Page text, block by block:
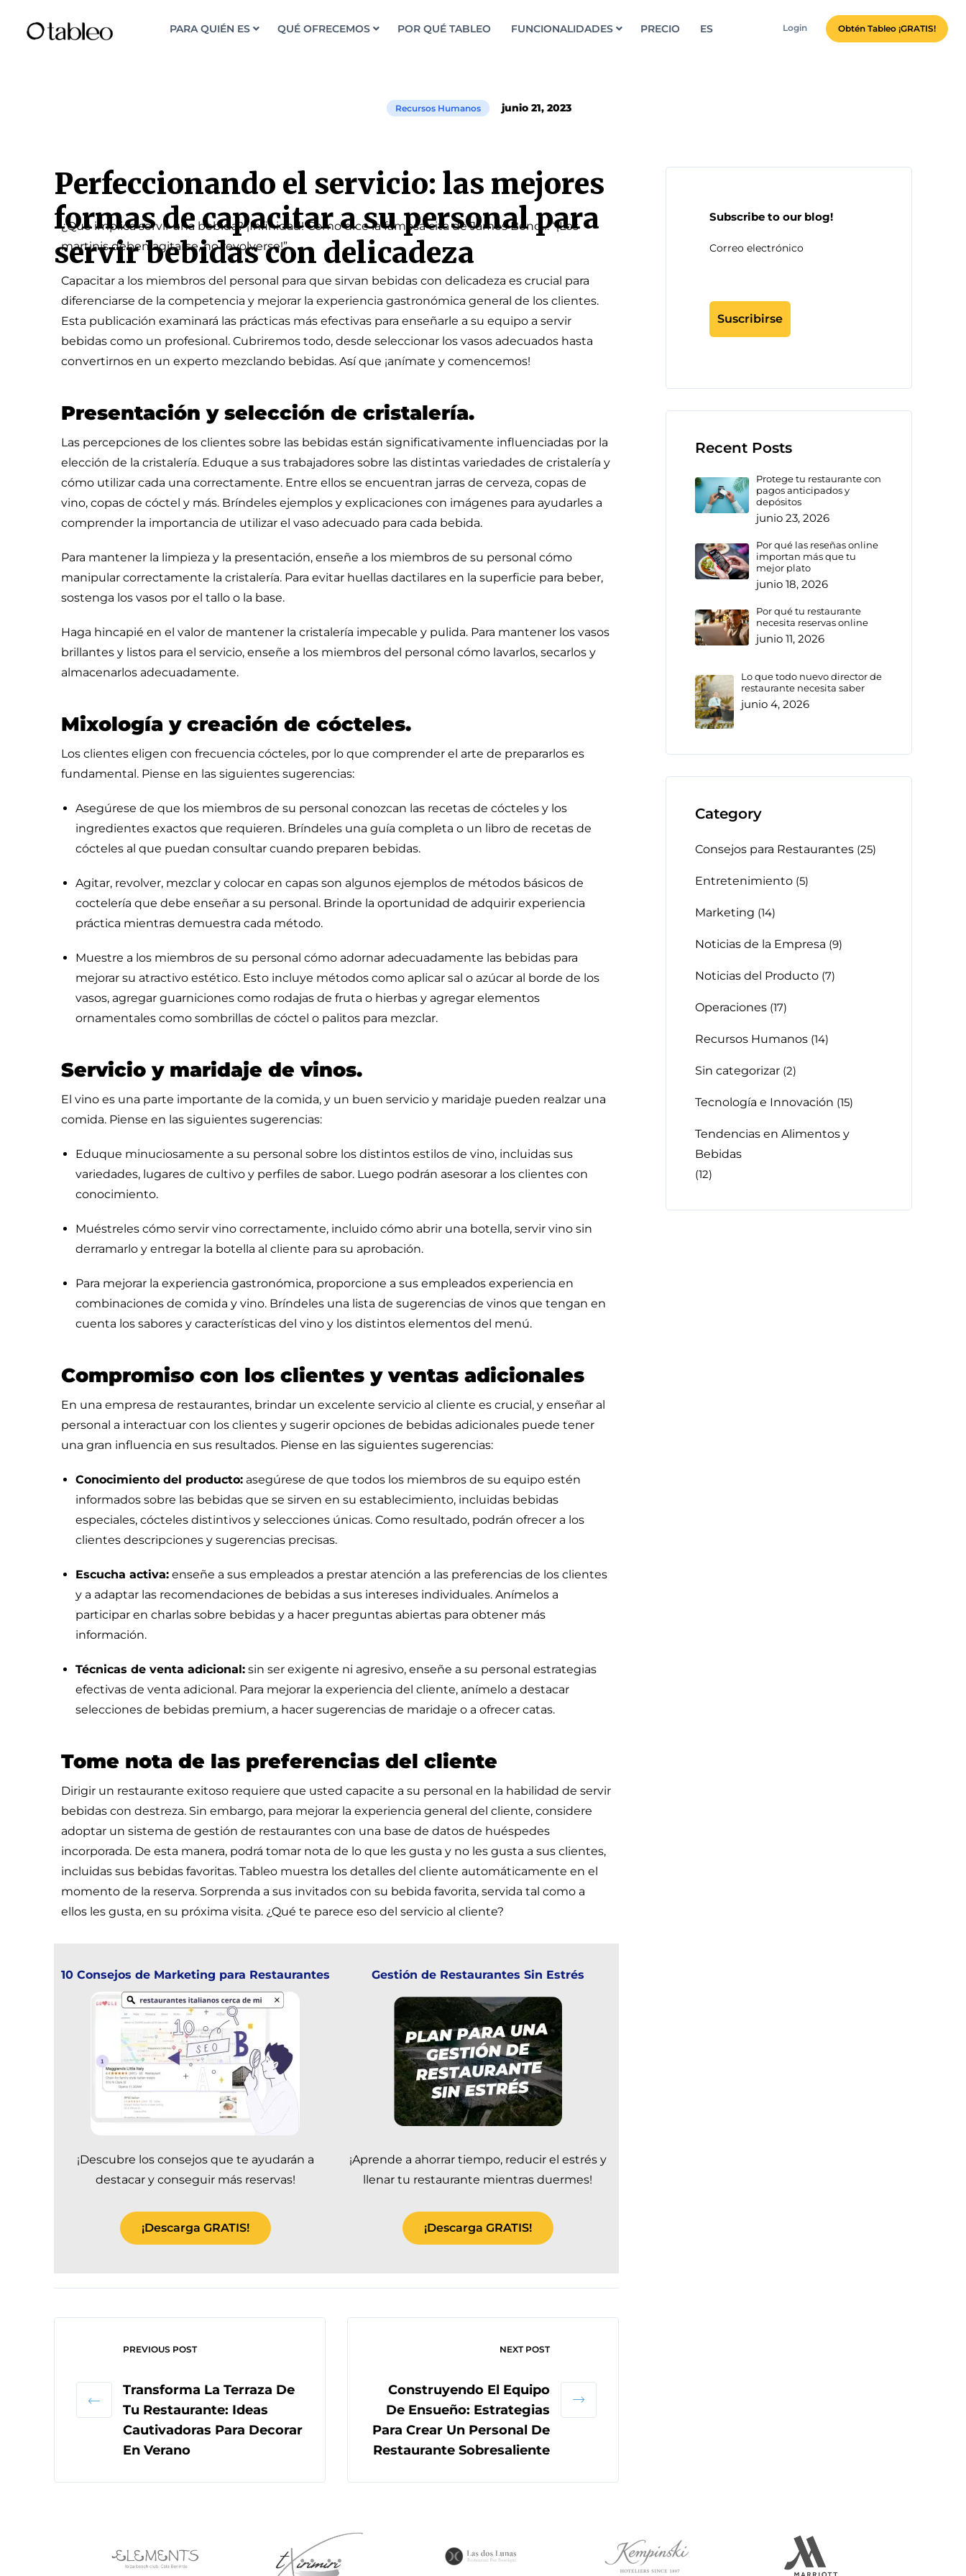
PARA QUIÉN ES QUÉ OFRECEMOS POR QUÉ TABLEO FUNCIONALIDADES PRECIO ES Login Obtén Tableo ¡GRATIS!
Recursos Humanos junio 21, 2023
Perfeccionando el servicio: las mejores
formas de capacitar a su personal para
servir bebidas con delicadeza
¿Qué implica servir una bebida? ¡Infinidad! Como dice la famosa cita de James Bond… “¡Los
martinis deben agitarse, no revolverse!”
Capacitar a los miembros del personal para que sirvan bebidas con delicadeza es crucial para
diferenciarse de la competencia y mejorar la experiencia gastronómica general de los clientes.
Esta publicación examinará las prácticas más efectivas para enseñarle a su equipo a servir
bebidas como un profesional. Cubriremos todo, desde seleccionar los vasos adecuados hasta
convertirnos en un experto mezclando bebidas. Así que ¡anímate y comencemos!
Presentación y selección de cristalería.
Las percepciones de los clientes sobre las bebidas están significativamente influenciadas por la
elección de la cristalería. Eduque a sus trabajadores sobre las distintas variedades de cristalería y
cómo utilizar cada una correctamente. Entre ellos se encuentran jarras de cerveza, copas de
vino, copas de cóctel y más. Bríndeles ejemplos y explicaciones con imágenes para ayudarles a
comprender la importancia de utilizar el vaso adecuado para cada bebida.
Para mantener la limpieza y la presentación, enseñe a los miembros de su personal cómo
manipular correctamente la cristalería. Para evitar huellas dactilares en la superficie para beber,
sostenga los vasos por el tallo o la base.
Haga hincapié en el valor de mantener la cristalería impecable y pulida. Para mantener los vasos
brillantes y listos para el servicio, enseñe a los miembros del personal cómo lavarlos, secarlos y
almacenarlos adecuadamente.
Mixología y creación de cócteles.
Los clientes eligen con frecuencia cócteles, por lo que comprender el arte de prepararlos es
fundamental. Piense en las siguientes sugerencias:
Asegúrese de que los miembros de su personal conozcan las recetas de cócteles y los
ingredientes exactos que requieren. Bríndeles una guía completa o un libro de recetas de
cócteles al que puedan consultar cuando preparen bebidas.
Agitar, revolver, mezclar y colocar en capas son algunos ejemplos de métodos básicos de
coctelería que debe enseñar a su personal. Brinde la oportunidad de adquirir experiencia
práctica mientras demuestra cada método.
Muestre a los miembros de su personal cómo adornar adecuadamente las bebidas para
mejorar su atractivo estético. Esto incluye métodos como aplicar sal o azúcar al borde de los
vasos, agregar guarniciones como rodajas de fruta o hierbas y agregar elementos
ornamentales como sombrillas de cóctel o palitos para mezclar.
Servicio y maridaje de vinos.
El vino es una parte importante de la comida, y un buen servicio y maridaje pueden realzar una
comida. Piense en las siguientes sugerencias:
Eduque minuciosamente a su personal sobre los distintos estilos de vino, incluidas sus
variedades, lugares de cultivo y perfiles de sabor. Luego podrán asesorar a los clientes con
conocimiento.
Muéstreles cómo servir vino correctamente, incluido cómo abrir una botella, servir vino sin
derramarlo y entregar la botella al cliente para su aprobación.
Para mejorar la experiencia gastronómica, proporcione a sus empleados experiencia en
combinaciones de comida y vino. Bríndeles una lista de sugerencias de vinos que tengan en
cuenta los sabores y características del vino y los distintos elementos del menú.
Compromiso con los clientes y ventas adicionales
En una empresa de restaurantes, brindar un excelente servicio al cliente es crucial, y enseñar al
personal a interactuar con los clientes y sugerir opciones de bebidas adicionales puede tener
una gran influencia en sus resultados. Piense en las siguientes sugerencias:
Conocimiento del producto: asegúrese de que todos los miembros de su equipo estén
informados sobre las bebidas que se sirven en su establecimiento, incluidas bebidas
especiales, cócteles distintivos y selecciones únicas. Como resultado, podrán ofrecer a los
clientes descripciones y sugerencias precisas.
Escucha activa: enseñe a sus empleados a prestar atención a las preferencias de los clientes
y a adaptar las recomendaciones de bebidas a sus intereses individuales. Anímelos a
participar en charlas sobre bebidas y a hacer preguntas abiertas para obtener más
información.
Técnicas de venta adicional: sin ser exigente ni agresivo, enseñe a su personal estrategias
efectivas de venta adicional. Para mejorar la experiencia del cliente, anímelo a destacar
selecciones de bebidas premium, a hacer sugerencias de maridaje o a ofrecer catas.
Tome nota de las preferencias del cliente
Dirigir un restaurante exitoso requiere que usted capacite a su personal en la habilidad de servir
bebidas con destreza. Sin embargo, para mejorar la experiencia general del cliente, considere
adoptar un sistema de gestión de restaurantes con una base de datos de huéspedes
incorporada. De esta manera, podrá tomar nota de lo que les gusta y no les gusta a sus clientes,
incluidas sus bebidas favoritas. Tableo muestra los detalles del cliente automáticamente en el
momento de la reserva. Sorprenda a sus invitados con su bebida favorita, servida tal como a
ellos les gusta, en su próxima visita. ¿Qué te parece eso del servicio al cliente?
10 Consejos de Marketing para Restaurantes
¡Descubre los consejos que te ayudarán a
destacar y conseguir más reservas!
¡Descarga GRATIS!
Gestión de Restaurantes Sin Estrés
¡Aprende a ahorrar tiempo, reducir el estrés y
llenar tu restaurante mientras duermes!
¡Descarga GRATIS!
PREVIOUS POST
Transforma La Terraza De
Tu Restaurante: Ideas
Cautivadoras Para Decorar
En Verano
NEXT POST
Construyendo El Equipo
De Ensueño: Estrategias
Para Crear Un Personal De
Restaurante Sobresaliente
Subscribe to our blog!
Correo electrónico
Recent Posts
Protege tu restaurante con
pagos anticipados y
depósitos
junio 23, 2026
Por qué las reseñas online
importan más que tu
mejor plato
junio 18, 2026
Por qué tu restaurante
necesita reservas online
junio 11, 2026
Lo que todo nuevo director de
restaurante necesita saber
junio 4, 2026
Category
Consejos para Restaurantes (25)
Entretenimiento (5)
Marketing (14)
Noticias de la Empresa (9)
Noticias del Producto (7)
Operaciones (17)
Recursos Humanos (14)
Sin categorizar (2)
Tecnología e Innovación (15)
Tendencias en Alimentos y
Bebidas
(12)